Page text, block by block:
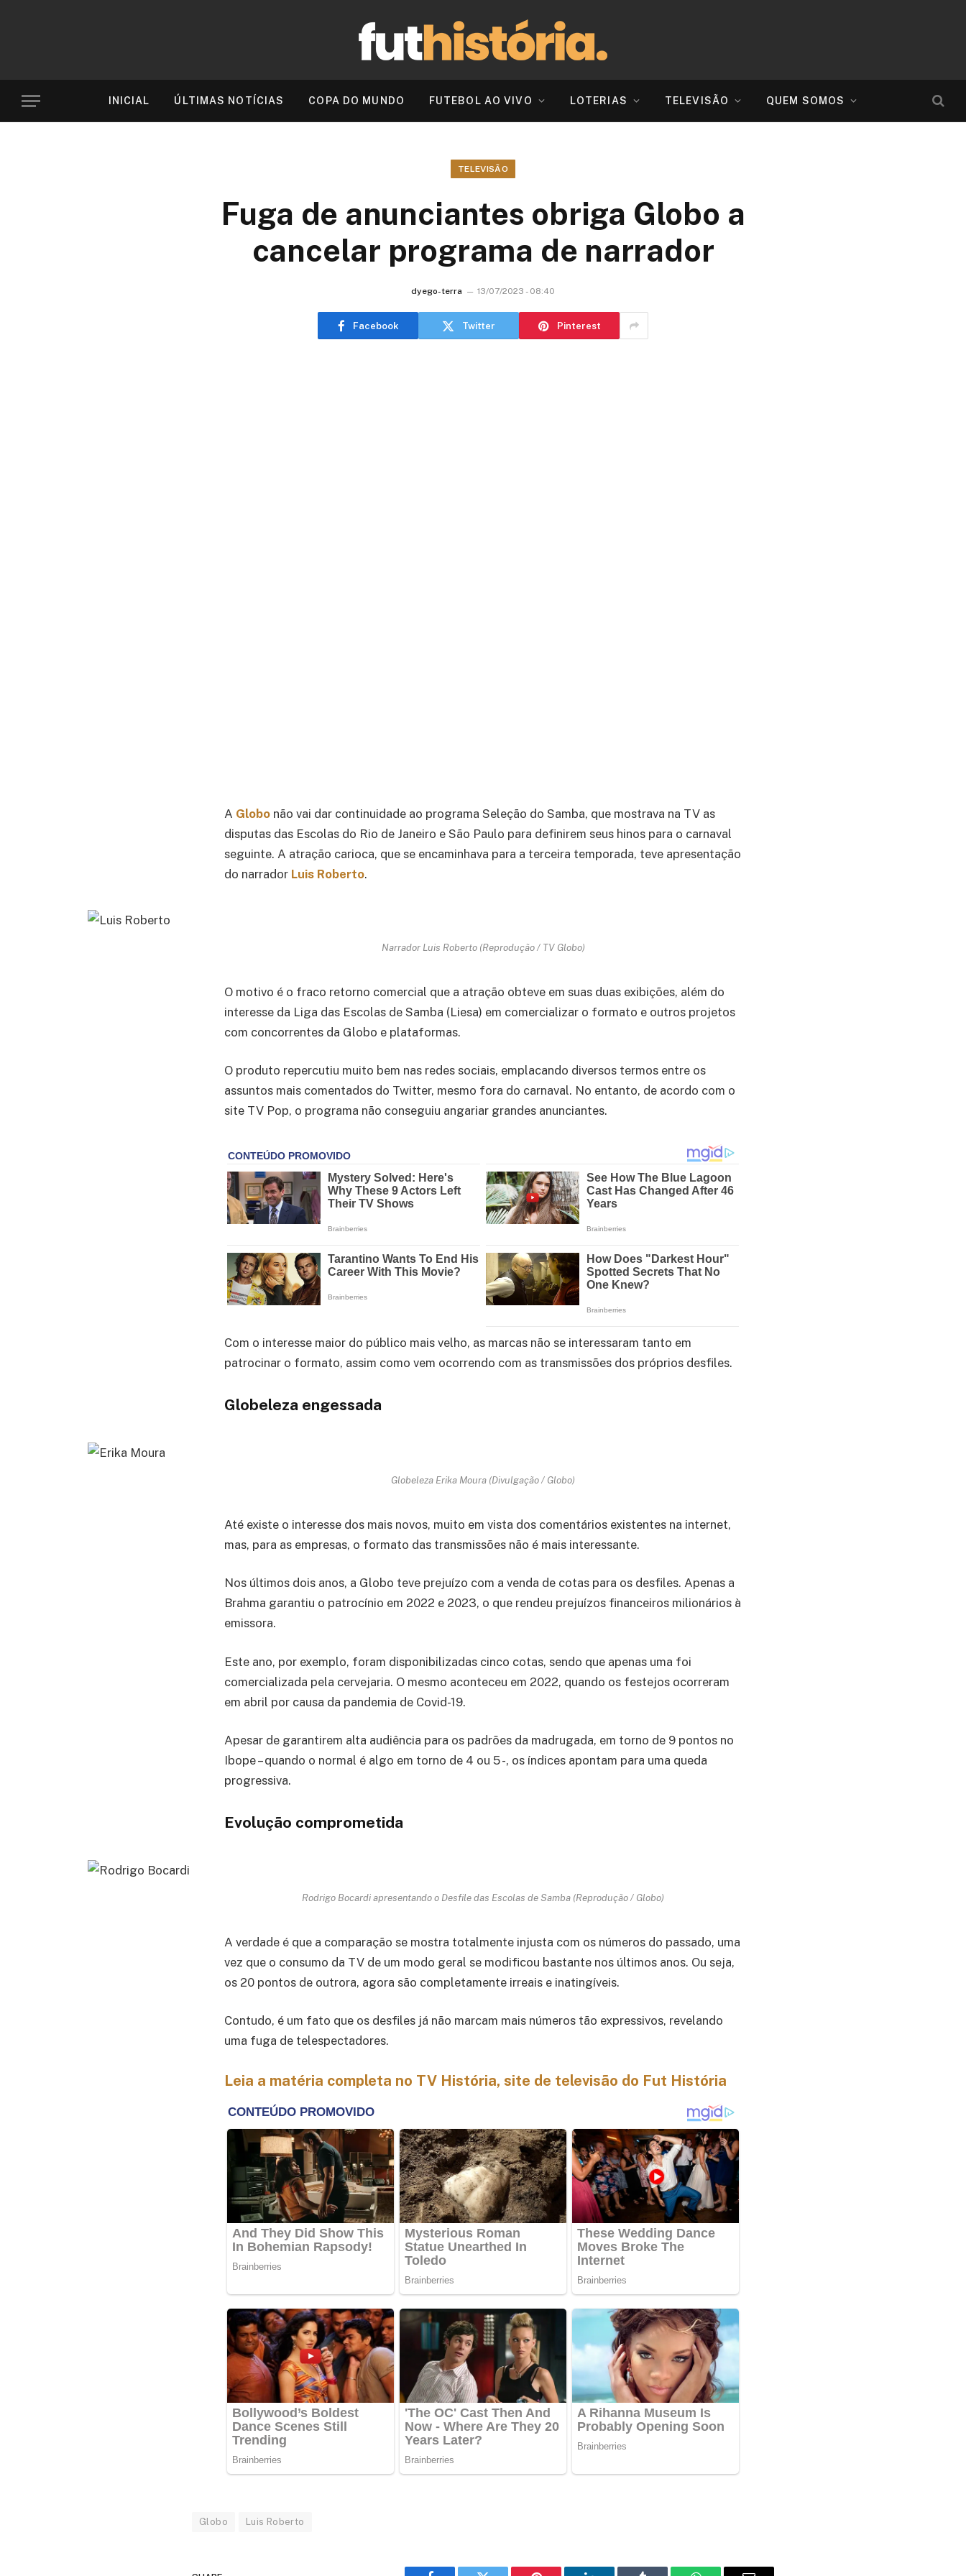
INICIAL ÚLTIMAS NOTÍCIAS COPA DO MUNDO FUTEBOL AO VIVO LOTERIAS TELEVISÃO QUEM SOMOS
TELEVISÃO
Fuga de anunciantes obriga Globo a
cancelar programa de narrador
dyego-terra 13/07/2023 - 08:40
Facebook Twitter Pinterest
A Globo não vai dar continuidade ao programa Seleção do Samba, que mostrava na TV as
disputas das Escolas do Rio de Janeiro e São Paulo para definirem seus hinos para o carnaval
seguinte. A atração carioca, que se encaminhava para a terceira temporada, teve apresentação
do narrador Luis Roberto.
Narrador Luis Roberto (Reprodução / TV Globo)
O motivo é o fraco retorno comercial que a atração obteve em suas duas exibições, além do
interesse da Liga das Escolas de Samba (Liesa) em comercializar o formato e outros projetos
com concorrentes da Globo e plataformas.
O produto repercutiu muito bem nas redes sociais, emplacando diversos termos entre os
assuntos mais comentados do Twitter, mesmo fora do carnaval. No entanto, de acordo com o
site TV Pop, o programa não conseguiu angariar grandes anunciantes.
Com o interesse maior do público mais velho, as marcas não se interessaram tanto em
patrocinar o formato, assim como vem ocorrendo com as transmissões dos próprios desfiles.
Globeleza engessada
Globeleza Erika Moura (Divulgação / Globo)
Até existe o interesse dos mais novos, muito em vista dos comentários existentes na internet,
mas, para as empresas, o formato das transmissões não é mais interessante.
Nos últimos dois anos, a Globo teve prejuízo com a venda de cotas para os desfiles. Apenas a
Brahma garantiu o patrocínio em 2022 e 2023, o que rendeu prejuízos financeiros milionários à
emissora.
Este ano, por exemplo, foram disponibilizadas cinco cotas, sendo que apenas uma foi
comercializada pela cervejaria. O mesmo aconteceu em 2022, quando os festejos ocorreram
em abril por causa da pandemia de Covid-19.
Apesar de garantirem alta audiência para os padrões da madrugada, em torno de 9 pontos no
Ibope – quando o normal é algo em torno de 4 ou 5 -, os índices apontam para uma queda
progressiva.
Evolução comprometida
Rodrigo Bocardi apresentando o Desfile das Escolas de Samba (Reprodução / Globo)
A verdade é que a comparação se mostra totalmente injusta com os números do passado, uma
vez que o consumo da TV de um modo geral se modificou bastante nos últimos anos. Ou seja,
os 20 pontos de outrora, agora são completamente irreais e inatingíveis.
Contudo, é um fato que os desfiles já não marcam mais números tão expressivos, revelando
uma fuga de telespectadores.
Leia a matéria completa no TV História, site de televisão do Fut História
Globo Luis Roberto